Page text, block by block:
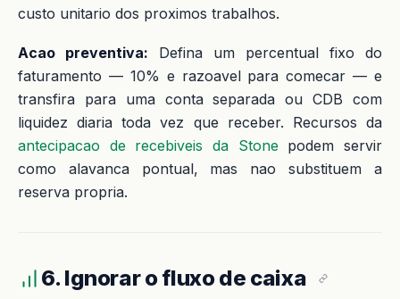
custo unitario dos proximos trabalhos.
Acao preventiva: Defina um percentual fixo do
faturamento — 10% e razoavel para comecar — e
transfira para uma conta separada ou CDB com
liquidez diaria toda vez que receber. Recursos da
antecipacao de recebiveis da Stonepodem servir
como alavanca pontual, mas nao substituem a
reserva propria.
6. Ignorar o fluxo de caixa